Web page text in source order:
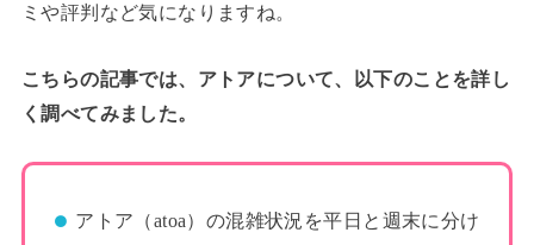
ミや評判など気になりますね。
こちらの記事では、アトアについて、以下のことを詳し
く調べてみました。
アトア（atoa）の混雑状況を平日と週末に分け